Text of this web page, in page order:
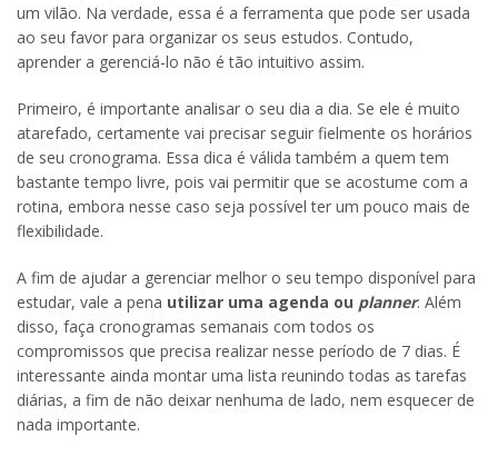
um vilão. Na verdade, essa é a ferramenta que pode ser usada
ao seu favor para organizar os seus estudos. Contudo,
aprender a gerenciá-lo não é tão intuitivo assim.
Primeiro, é importante analisar o seu dia a dia. Se ele é muito
atarefado, certamente vai precisar seguir fielmente os horários
de seu cronograma. Essa dica é válida também a quem tem
bastante tempo livre, pois vai permitir que se acostume com a
rotina, embora nesse caso seja possível ter um pouco mais de
flexibilidade.
A fim de ajudar a gerenciar melhor o seu tempo disponível para
estudar, vale a pena utilizar uma agenda ou planner. Além
disso, faça cronogramas semanais com todos os
compromissos que precisa realizar nesse período de 7 dias. É
interessante ainda montar uma lista reunindo todas as tarefas
diárias, a fim de não deixar nenhuma de lado, nem esquecer de
nada importante.